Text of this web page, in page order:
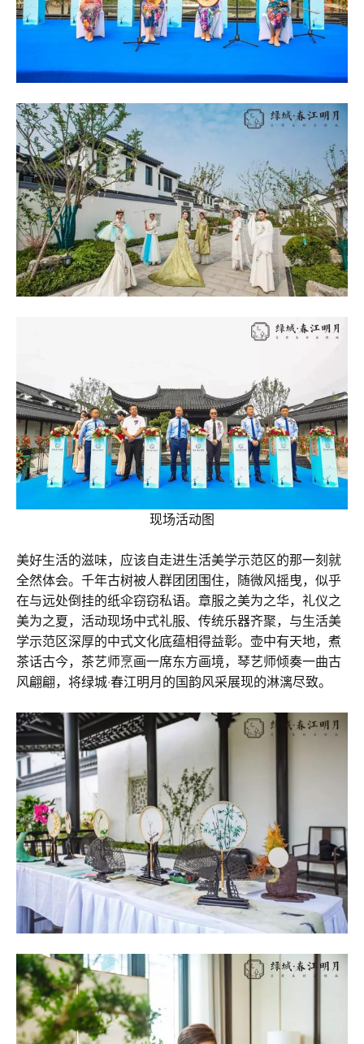
现场活动图
美好生活的滋味，应该自走进生活美学示范区的那一刻就
全然体会。千年古树被人群团团围住，随微风摇曳，似乎
在与远处倒挂的纸伞窃窃私语。章服之美为之华，礼仪之
美为之夏，活动现场中式礼服、传统乐器齐聚，与生活美
学示范区深厚的中式文化底蕴相得益彰。壶中有天地，煮
茶话古今，茶艺师烹画一席东方画境，琴艺师倾奏一曲古
风翩翩，将绿城·春江明月的国韵风采展现的淋漓尽致。